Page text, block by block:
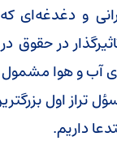
و دغدغه‌ای
در حقوق
حق جنگی و بدی آب و
اول
داریم.